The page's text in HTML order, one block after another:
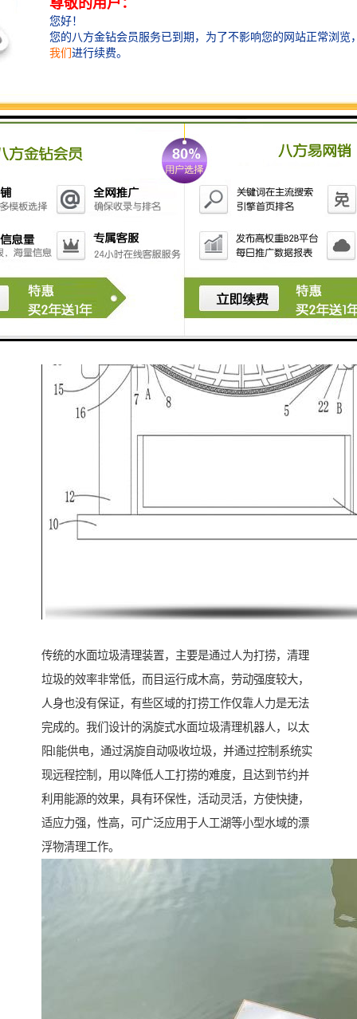
传统的水面垃圾清理装置，主要是通过人为打捞，清理
垃圾的效率非常低，而目运行成木高，劳动强度较大，
人身也没有保证，有些区域的打捞工作仅靠人力是无法
完成的。我们设计的涡旋式水面垃圾清理机器人，以太
阳l能供电，通过涡旋自动吸收垃圾，并通过控制系统实
现远程控制，用以降低人工打捞的难度，且达到节约并
利用能源的效果，具有环保性，活动灵活，方使快捷，
适应力强，性高，可广泛应用于人工湖等小型水域的漂
浮物清理工作。